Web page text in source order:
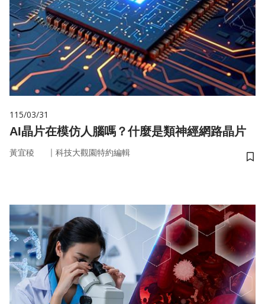
115/03/31
AI晶片在模仿人腦嗎？什麼是類神經網路晶片
黃宜稜 ｜ 科技大觀園特約編輯
儲